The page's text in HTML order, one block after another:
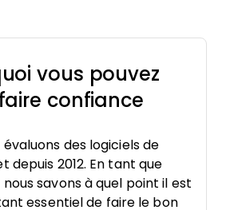
vous pouvez
confiance
des logiciels de
depuis 2012. En tant que
savons à quel point il est
essentiel de faire le bon